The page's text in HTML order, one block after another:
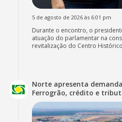
5 de agosto de 2026 às 6:01 pm
Durante o encontro, o
atuação do parlamentar na
revitalização do Centro
Norte apresenta
Ferrogrão, crédito e